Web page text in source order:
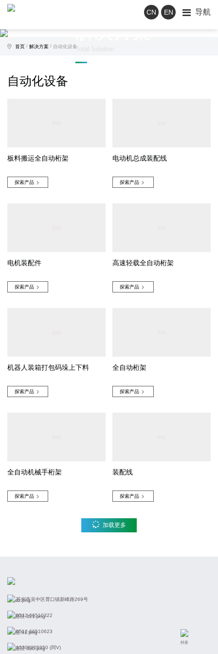
CN EN 导航
解决方案
Total Solution
首页 /解决方案 / 自动化设备
自动化设备
板料搬运全自动桁架
探索产品 
电动机总成装配线
探索产品 
电机装配件
探索产品 
高速轻载全自动桁架
探索产品 
机器人装箱打包码垛上下料
探索产品 
全自动桁架
探索产品 
全自动机械手桁架
探索产品 
装配线
探索产品 
加载更多
苏州市吴中区胥口镇新峰路269号
0512-66510322
0512-66510623
15306205950 (同V)
抖音